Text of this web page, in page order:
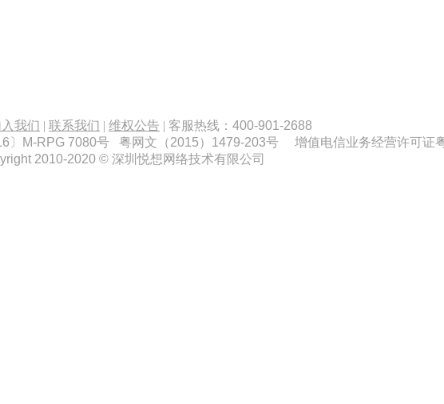
我们 | 联系我们 | 维权公告 | 客服热线： 400-901-2688
〕M-RPG 7080号 粤网文 （2015）1479-203号 增值电信业务经营许可证
2010-2020 © 深圳悦想网络技术有限公司